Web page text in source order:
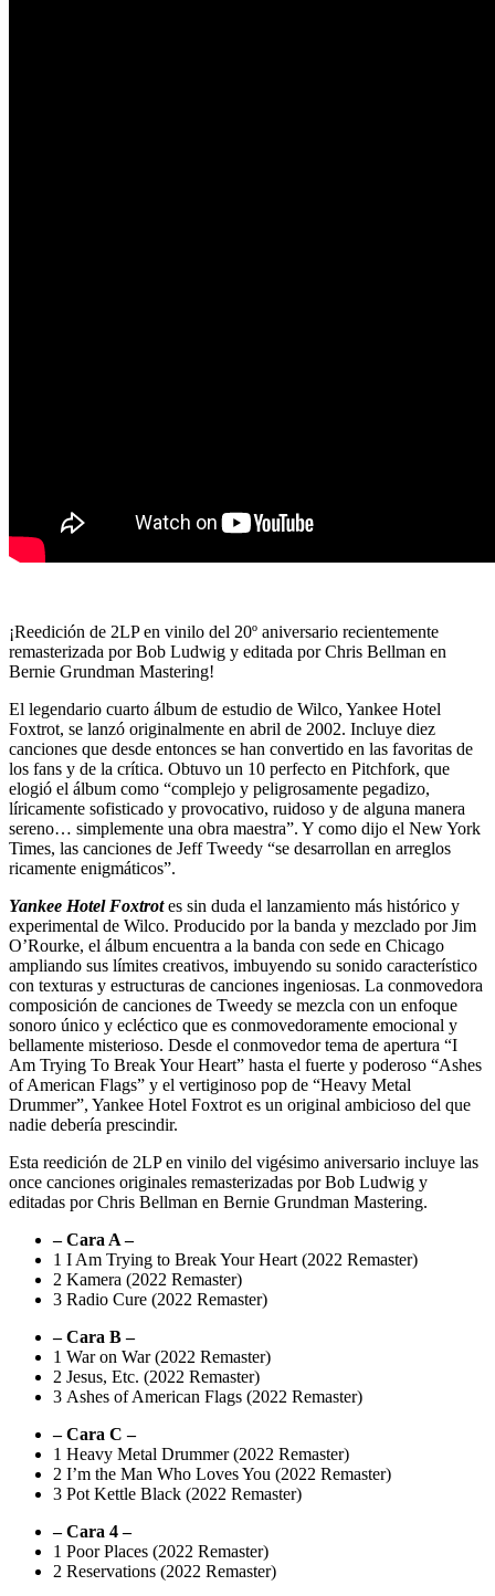
¡Reedición de 2LP en vinilo del 20º aniversario recientemente
remasterizada por Bob Ludwig y editada por Chris Bellman en
Bernie Grundman Mastering!
El legendario cuarto álbum de estudio de Wilco, Yankee Hotel
Foxtrot, se lanzó originalmente en abril de 2002. Incluye diez
canciones que desde entonces se han convertido en las favoritas de
los fans y de la crítica. Obtuvo un 10 perfecto en Pitchfork, que
elogió el álbum como “complejo y peligrosamente pegadizo,
líricamente sofisticado y provocativo, ruidoso y de alguna manera
sereno… simplemente una obra maestra”. Y como dijo el New York
Times, las canciones de Jeff Tweedy “se desarrollan en arreglos
ricamente enigmáticos”.
Yankee Hotel Foxtrotes sin duda el lanzamiento más histórico y
experimental de Wilco. Producido por la banda y mezclado por Jim
O’Rourke, el álbum encuentra a la banda con sede en Chicago
ampliando sus límites creativos, imbuyendo su sonido característico
con texturas y estructuras de canciones ingeniosas. La conmovedora
composición de canciones de Tweedy se mezcla con un enfoque
sonoro único y ecléctico que es conmovedoramente emocional y
bellamente misterioso. Desde el conmovedor tema de apertura “I
Am Trying To Break Your Heart” hasta el fuerte y poderoso “Ashes
of American Flags” y el vertiginoso pop de “Heavy Metal
Drummer”, Yankee Hotel Foxtrot es un original ambicioso del que
nadie debería prescindir.
Esta reedición de 2LP en vinilo del vigésimo aniversario incluye las
once canciones originales remasterizadas por Bob Ludwig y
editadas por Chris Bellman en Bernie Grundman Mastering.
– Cara A –
1 I Am Trying to Break Your Heart (2022 Remaster)
2 Kamera (2022 Remaster)
3 Radio Cure (2022 Remaster)
– Cara B –
1 War on War (2022 Remaster)
2 Jesus, Etc. (2022 Remaster)
3 Ashes of American Flags (2022 Remaster)
– Cara C –
1 Heavy Metal Drummer (2022 Remaster)
2 I’m the Man Who Loves You (2022 Remaster)
3 Pot Kettle Black (2022 Remaster)
– Cara 4 –
1 Poor Places (2022 Remaster)
2 Reservations (2022 Remaster)